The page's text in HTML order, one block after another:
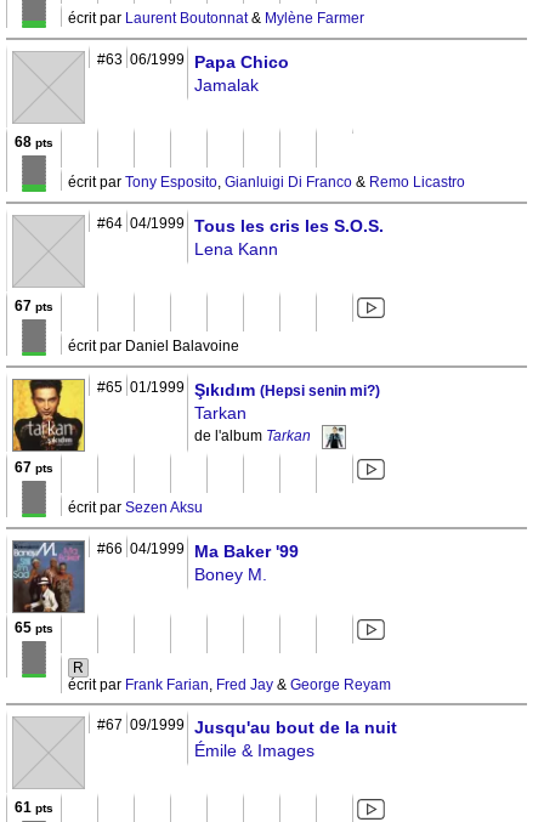
écrit par Laurent Boutonnat& Mylène Farmer
#63 06/1999
Papa Chico
Jamalak
68 pts
écrit par Tony Esposito, Gianluigi Di Franco & Remo Licastro
#64 04/1999 Tous les cris les S.O.S.
Lena Kann
67 pts
écrit par Daniel Balavoine
#65 01/1999 Şıkıdım (Hepsi senin mi?)
Tarkan
de l'album Tarkan
67 pts
écrit par Sezen Aksu
#66 04/1999
Ma Baker '99
Boney M.
65 pts
R
écrit par Frank Farian, Fred Jay & George Reyam
#67 09/1999 Jusqu'au bout de la nuit
Émile & Images
61 pts